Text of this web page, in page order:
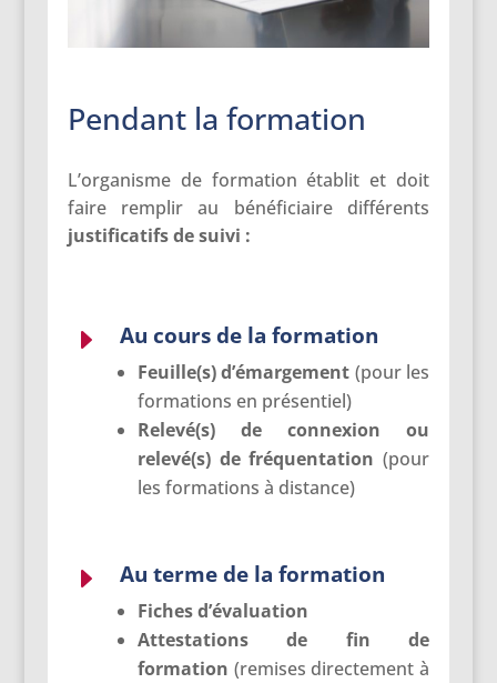
Pendant la formation
L’organisme de formation établit et doit
faire remplir au bénéficiaire différents
justificatifsde suivi :
E Au cours de la formation
Feuille(s) d’émargement (pour les
formations en présentiel)
Relevé(s) de connexion ou
relevé(s) de fréquentation (pour
les formations à distance)
E Au terme de la formation
Fichesd’évaluation
Attestations de fin de
formation (remises directement à